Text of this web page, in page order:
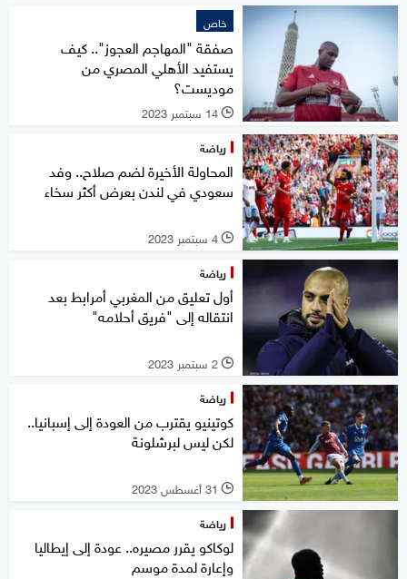
خاص
صفقة "المهاجم العجوز".. كيف
يستفيد الأهلي المصري من
موديست؟
l 14 سبتمبر 2023
رياضة
المحاولة الأخيرة لضم صلاح.. وفد
سعودي في لندن بعرض أكثر سخاء
l 4 سبتمبر 2023
رياضة
أول تعليق من المغربي أمرابط بعد
انتقاله إلى "فريق أحلامه"
l 2 سبتمبر 2023
رياضة
كوتينيو يقترب من العودة إلى إسبانيا..
لكن ليس لبرشلونة
l 31 أغسطس 2023
رياضة
لوكاكو يقرر مصيره.. عودة إلى إيطاليا
وإعارة لمدة موسم